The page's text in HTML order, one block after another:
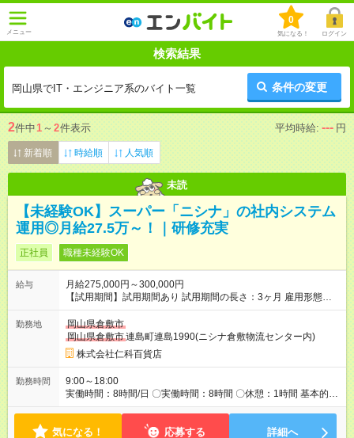
メニュー
0
気になる！ ログイン
検索結果
岡山県でIT・エンジニア系のバイト一覧 条件の変更
2件中1 ～ 2件表示 平均時給: --- 円
新着順 時給順 人気順
未読
【未経験OK】スーパー「ニシナ」の社内システム
運用◎月給27.5万～！｜研修充実
正社員 職種未経験OK
給与
月給275,000円～300,000円
【試用期間】試用期間あり 試用期間の長さ：3ヶ月 雇用形態、
給与は本採用時と同じです。
勤務地
岡山県倉敷市
岡山県倉敷市連島町連島1990(ニシナ倉敷物流センター内)
株式会社仁科百貨店
勤務時間
9:00～18:00
実働時間：8時間/日 〇実働時間：8時間 〇休憩：1時間 基本的に
残業はありません。
気になる！ 応募する 詳細へ